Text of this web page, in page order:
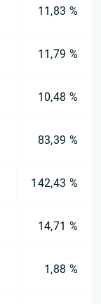
11,83 %
11,79 %
10,48 %
83,39 %
142,43 %
14,71 %
1,88 %